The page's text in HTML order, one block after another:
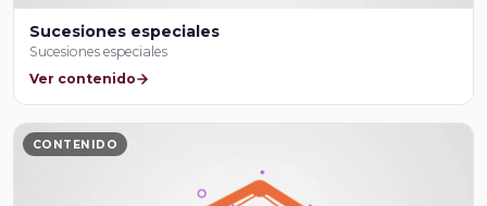
Sucesiones especiales
Sucesiones especiales
Ver contenido
CONTENIDO